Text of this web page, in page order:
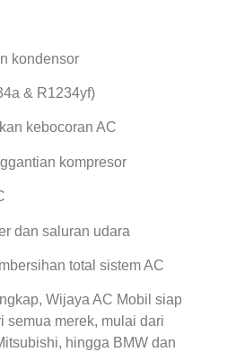
kondensor
& R1234yf)
kebocoran AC
kompresor
dan saluran udara
total sistem AC
Wijaya AC Mobil siap
semua merek, mulai dari
hingga BMW dan